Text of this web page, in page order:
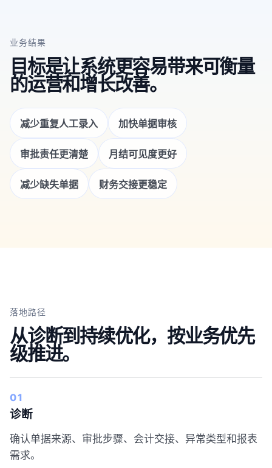
业务结果
目标是让系统更容易带来可衡量
的运营和增长改善。
减少重复人工录入 加快单据审核
审批责任更清楚 月结可见度更好
减少缺失单据 财务交接更稳定
落地路径
从诊断到持续优化，按业务优先
级推进。
01
诊断
确认单据来源、审批步骤、会计交接、异常类型和报表
需求。